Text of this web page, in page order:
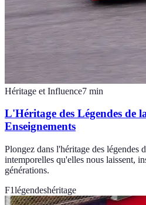
Héritage et Influence7 min
L'Héritage des Légendes de
Enseignements
Plongez dans l'héritage des légendes
intemporelles qu'elles nous laissent,
générations.
F1légendeshéritage